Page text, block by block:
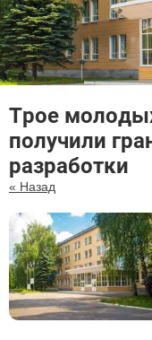
Трое
получили
разработки
« Назад